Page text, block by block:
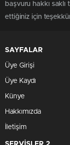
başvuru hakkı
ettiğiniz için
SAYFALAR
Üye Girişi
Üye Kaydı
Künye
Hakkımızda
İletişim